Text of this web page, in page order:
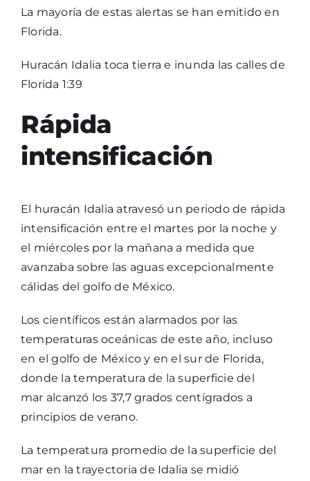
La mayoría de estas alertas se han emitido en
Florida.
Huracán Idalia toca tierra e inunda las calles de
Florida 1:39
Rápida
intensificación
El huracán Idalia atravesó un periodo de rápida
intensificación entre el martes por la noche y
el miércoles por la mañana a medida que
avanzaba sobre las aguas excepcionalmente
cálidas del golfo de México.
Los científicos están alarmados por las
temperaturas oceánicas de este año, incluso
en el golfo de México y en el sur de Florida,
donde la temperatura de la superficie del
mar alcanzó los 37,7 grados centígrados a
principios de verano.
La temperatura promedio de la superficie del
mar en la trayectoria de Idalia se midió